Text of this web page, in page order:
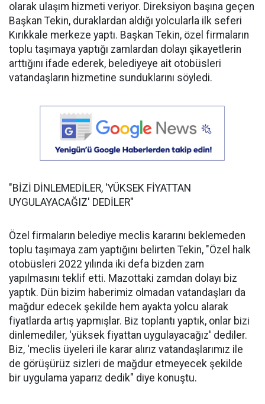
olarak ulaşım hizmeti veriyor. Direksiyon başına geçen
Başkan Tekin, duraklardan aldığı yolcularla ilk seferi
Kırıkkale merkeze yaptı. Başkan Tekin, özel firmaların
toplu taşımaya yaptığı zamlardan dolayı şikayetlerin
arttığını ifade ederek, belediyeye ait otobüsleri
vatandaşların hizmetine sunduklarını söyledi.
"BİZİ DİNLEMEDİLER, 'YÜKSEK FİYATTAN
UYGULAYACAĞIZ' DEDİLER"
Özel firmaların belediye meclis kararını beklemeden
toplu taşımaya zam yaptığını belirten Tekin, "Özel halk
otobüsleri 2022 yılında iki defa bizden zam
yapılmasını teklif etti. Mazottaki zamdan dolayı biz
yaptık. Dün bizim haberimiz olmadan vatandaşları da
mağdur edecek şekilde hem ayakta yolcu alarak
fiyatlarda artış yapmışlar. Biz toplantı yaptık, onlar bizi
dinlemediler, 'yüksek fiyattan uygulayacağız' dediler.
Biz, 'meclis üyeleri ile karar alırız vatandaşlarımız ile
de görüşürüz sizleri de mağdur etmeyecek şekilde
bir uygulama yaparız dedik" diye konuştu.